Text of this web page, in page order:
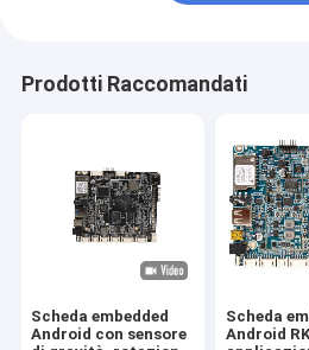
Prodotti Raccomandati
Scheda embedded
Android con sensore
Scheda
Android